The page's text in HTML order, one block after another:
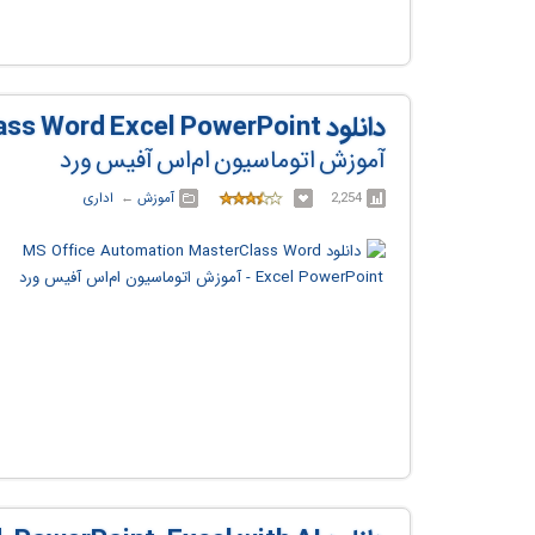
دانلود MS Office Automation MasterClass Word Excel PowerPoint
آموزش اتوماسیون ام‌اس آفیس ورد
2,254 آموزش ← ‏ اداری